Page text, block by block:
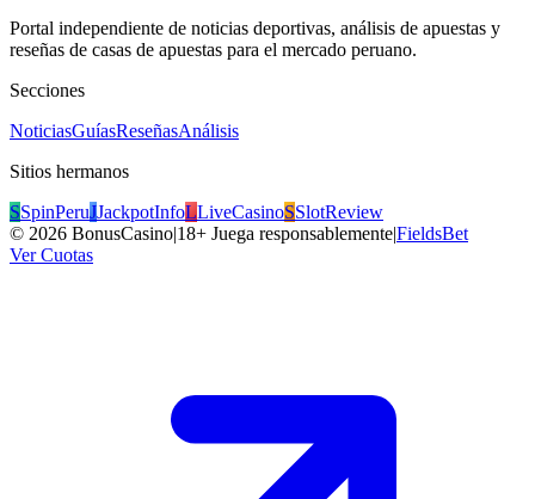
Portal independiente de noticias deportivas, análisis de apuestas y
reseñas de casas de apuestas para el mercado peruano.
Secciones
NoticiasGuíasReseñasAnálisis
Sitios hermanos
SSpinPeruJJackpotInfoLLiveCasinoSSlotReview
© 2026 BonusCasino|18+ Juega responsablemente|FieldsBet
Ver Cuotas